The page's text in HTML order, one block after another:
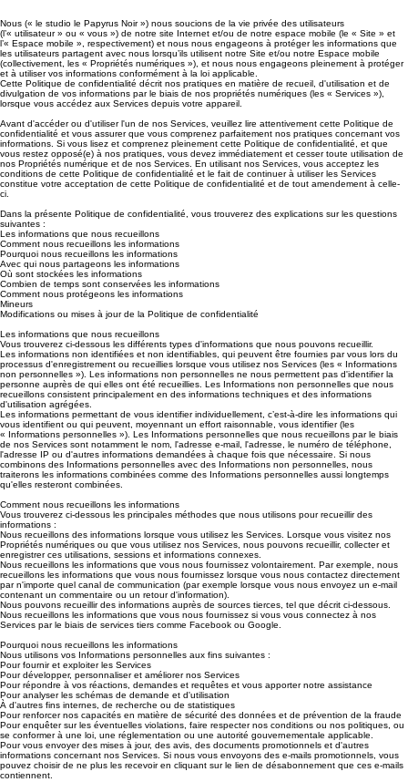
Nous (« le studio le Papyrus Noir ») nous soucions de la vie privée des utilisateurs
(l’« utilisateur » ou « vous ») de notre site Internet et/ou de notre espace mobile (le « Site » et
l’« Espace mobile », respectivement) et nous nous engageons à protéger les informations que
les utilisateurs partagent avec nous lorsqu’ils utilisent notre Site et/ou notre Espace mobile
(collectivement, les « Propriétés numériques »), et nous nous engageons pleinement à protéger
et à utiliser vos informations conformément à la loi applicable.
Cette Politique de confidentialité décrit nos pratiques en matière de recueil, d'utilisation et de
divulgation de vos informations par le biais de nos propriétés numériques (les « Services »),
lorsque vous accédez aux Services depuis votre appareil.
Avant d'accéder ou d'utiliser l'un de nos Services, veuillez lire attentivement cette Politique de
confidentialité et vous assurer que vous comprenez parfaitement nos pratiques concernant vos
informations. Si vous lisez et comprenez pleinement cette Politique de confidentialité, et que
vous restez opposé(e) à nos pratiques, vous devez immédiatement et cesser toute utilisation de
nos Propriétés numérique et de nos Services. En utilisant nos Services, vous acceptez les
conditions de cette Politique de confidentialité et le fait de continuer à utiliser les Services
constitue votre acceptation de cette Politique de confidentialité et de tout amendement à celle-
ci.
Dans la présente Politique de confidentialité, vous trouverez des explications sur les questions
suivantes :
Les informations que nous recueillons
Comment nous recueillons les informations
Pourquoi nous recueillons les informations
Avec qui nous partageons les informations
Où sont stockées les informations
Combien de temps sont conservées les informations
Comment nous protégeons les informations
Mineurs
Modifications ou mises à jour de la Politique de confidentialité
Les informations que nous recueillons
Vous trouverez ci-dessous les différents types d'informations que nous pouvons recueillir.
Les informations non identifiées et non identifiables, qui peuvent être fournies par vous lors du
processus d'enregistrement ou recueillies lorsque vous utilisez nos Services (les « Informations
non personnelles »). Les informations non personnelles ne nous permettent pas d'identifier la
personne auprès de qui elles ont été recueillies. Les Informations non personnelles que nous
recueillons consistent principalement en des informations techniques et des informations
d'utilisation agrégées.
Les informations permettant de vous identifier individuellement, c’est-à-dire les informations qui
vous identifient ou qui peuvent, moyennant un effort raisonnable, vous identifier (les
« Informations personnelles »). Les Informations personnelles que nous recueillons par le biais
de nos Services sont notamment le nom, l'adresse e-mail, l'adresse, le numéro de téléphone,
l'adresse IP ou d'autres informations demandées à chaque fois que nécessaire. Si nous
combinons des Informations personnelles avec des Informations non personnelles, nous
traiterons les informations combinées comme des Informations personnelles aussi longtemps
qu'elles resteront combinées.
Comment nous recueillons les informations
Vous trouverez ci-dessous les principales méthodes que nous utilisons pour recueillir des
informations :
Nous recueillons des informations lorsque vous utilisez les Services. Lorsque vous visitez nos
Propriétés numériques ou que vous utilisez nos Services, nous pouvons recueillir, collecter et
enregistrer ces utilisations, sessions et informations connexes.
Nous recueillons les informations que vous nous fournissez volontairement. Par exemple, nous
recueillons les informations que vous nous fournissez lorsque vous nous contactez directement
par n'importe quel canal de communication (par exemple lorsque vous nous envoyez un e-mail
contenant un commentaire ou un retour d'information).
Nous pouvons recueillir des informations auprès de sources tierces, tel que décrit ci-dessous.
Nous recueillons les informations que vous nous fournissez si vous vous connectez à nos
Services par le biais de services tiers comme Facebook ou Google.
Pourquoi nous recueillons les informations
Nous utilisons vos Informations personnelles aux fins suivantes :
Pour fournir et exploiter les Services
Pour développer, personnaliser et améliorer nos Services
Pour répondre à vos réactions, demandes et requêtes et vous apporter notre assistance
Pour analyser les schémas de demande et d'utilisation
À d'autres fins internes, de recherche ou de statistiques
Pour renforcer nos capacités en matière de sécurité des données et de prévention de la fraude
Pour enquêter sur les éventuelles violations, faire respecter nos conditions ou nos politiques, ou
se conformer à une loi, une réglementation ou une autorité gouvernementale applicable.
Pour vous envoyer des mises à jour, des avis, des documents promotionnels et d'autres
informations concernant nos Services. Si nous vous envoyons des e-mails promotionnels, vous
pouvez choisir de ne plus les recevoir en cliquant sur le lien de désabonnement que ces e-mails
contiennent.